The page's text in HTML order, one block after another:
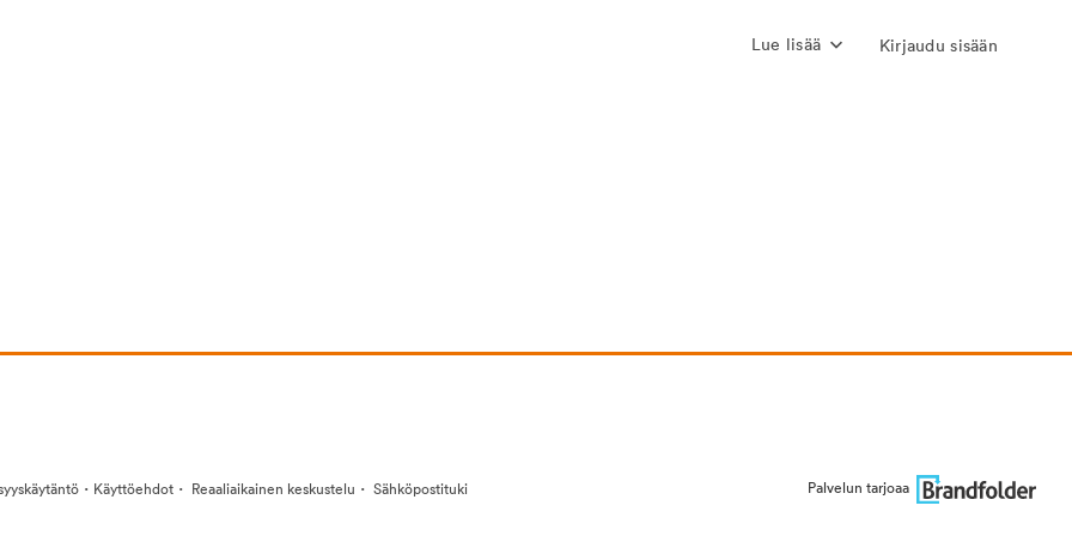
Lue lisää Kirjaudu sisään
· Käyttöehdot · Reaaliaikainen keskustelu · Sähköpostituki Palvelun tarjoaa